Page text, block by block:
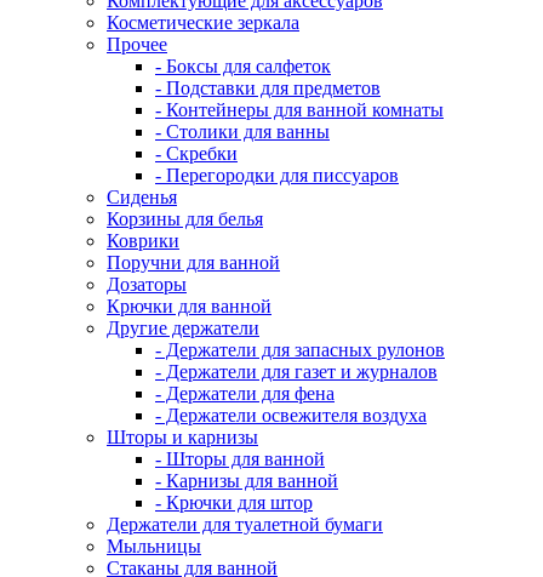
Косметические зеркала
Прочее
- Боксы для салфеток
- Подставки для предметов
- Контейнеры для ванной комнаты
- Столики для ванны
- Скребки
- Перегородки для писсуаров
Сиденья
Корзины для белья
Коврики
Поручни для ванной
Дозаторы
Крючки для ванной
Другие держатели
- Держатели для запасных рулонов
- Держатели для газет и журналов
- Держатели для фена
- Держатели освежителя воздуха
Шторы и карнизы
- Шторы для ванной
- Карнизы для ванной
- Крючки для штор
Держатели для туалетной бумаги
Мыльницы
Стаканы для ванной